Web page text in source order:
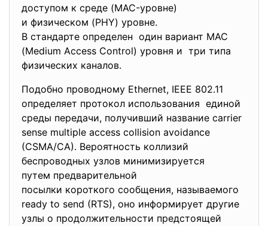
доступом к среде (MAC-уровне)
и физическом (PHY) уровне.
В стандарте определен один вариант MAC
(Medium Access Control) уровня и три типа
физических каналов.
Подобно проводному Ethernet, IEEE 802.11
определяет протокол использования единой
среды передачи, получивший название carrier
sense multiple access collision avoidance
(CSMA/CA). Вероятность коллизий
беспроводных узлов минимизируется
путем предварительной
посылки короткого сообщения, называемого
ready to send (RTS), оно информирует другие
узлы о продолжительности предстоящей